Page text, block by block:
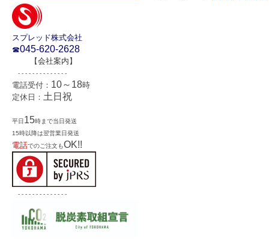
スプレッド株式会社
☎045-620-2628
【会社案内 】
- - - - - - - - - - - - - -
電話受付： 10～18時
定休日： 土日祝
平日 15時まで当日発送
15時以降は翌営業日発送
電話でのご注文もOK!!
- - - - - - - - - - - - - -